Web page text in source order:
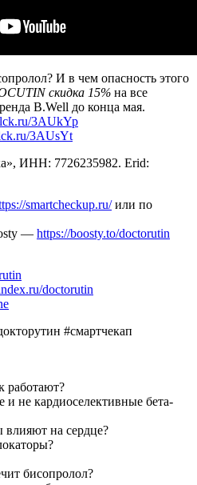
И в чем опасность этого
скидка 15% на все
B.Well до конца мая.
3AUkYp
3AUsYt
ИНН: 7726235982. Erid:
smartcheckup.ru/или по
— https://boosty.to/doctorutin
doctorutin
#смартчекап
работают?
не кардиоселективные бета-
на сердце?
бисопролол?